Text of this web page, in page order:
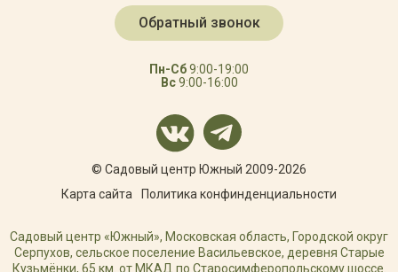
Обратный звонок
Пн-Сб9:00-19:00
Вс9:00-16:00
© Садовый центр Южный 2009-2026
Карта сайта
Политика конфинденциальности
Садовый центр «Южный», Московская область, Городской округ
Серпухов, сельское поселение Васильевское, деревня Старые
Кузьмёнки, 65 км. от МКАД по Старосимферопольскому шоссе.